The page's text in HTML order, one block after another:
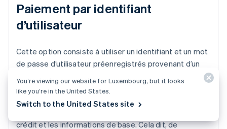
Paiement par identifiant
d’utilisateur
Cette option consiste à utiliser un identifiant et un mot
de passe d’utilisateur préenregistrés provenant d’un
Rakuten Payment et LINE Pay. Les transactions par
identifiant d’utilisateur évitent aux clients d’avoir à
crédit et les informations de base. Cela dit, de
You’re viewing our website for Luxembourg, but it looks
like you’re in the United States.
Switch to the United States site